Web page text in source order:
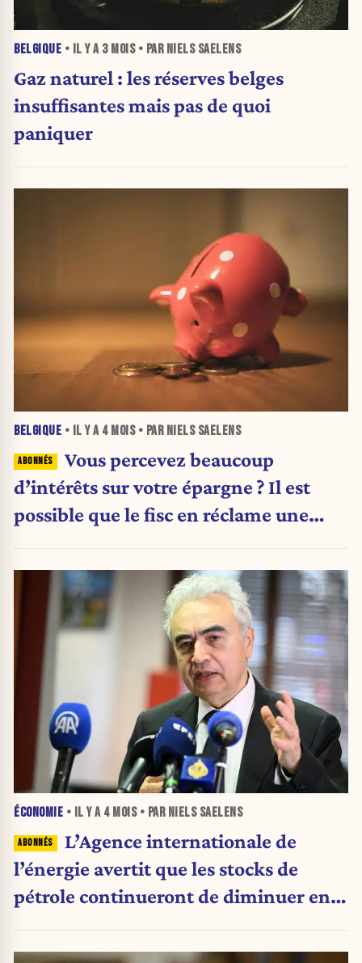
BELGIQUE • IL Y A 3 MOIS• PAR NIELS SAELENS
Gaz naturel : les réserves belges
insuffisantes mais pas de quoi
paniquer
BELGIQUE • IL Y A 4 MOIS• PAR NIELS SAELENS
Vous percevez beaucoup
d’intérêts sur votre épargne ? Il est
possible que le fisc en réclame une
ÉCONOMIE • IL Y A 4 MOIS• PAR NIELS SAELENS
L’Agence internationale de
l’énergie avertit que les stocks de
pétrole continueront de diminuer en